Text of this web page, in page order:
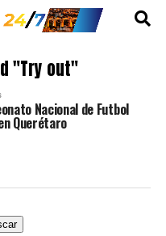
"Try out"
Nacional de Futbol
Querétaro